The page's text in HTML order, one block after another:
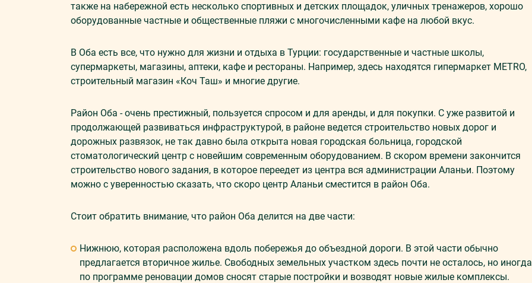
также на набережной есть несколько спортивных и детских площадок, уличных тренажеров, хорошо
оборудованные частные и общественные пляжи с многочисленными кафе на любой вкус.
В Оба есть все, что нужно для жизни и отдыха в Турции: государственные и частные школы,
супермаркеты, магазины, аптеки, кафе и рестораны. Например, здесь находятся гипермаркет METRO,
строительный магазин «Коч Таш» и многие другие.
Район Оба - очень престижный, пользуется спросом и для аренды, и для покупки. С уже развитой и
продолжающей развиваться инфраструктурой, в районе ведется строительство новых дорог и
дорожных развязок, не так давно была открыта новая городская больница, городской
стоматологический центр с новейшим современным оборудованием. В скором времени закончится
строительство нового задания, в которое переедет из центра вся администрации Аланьи. Поэтому
можно с уверенностью сказать, что скоро центр Аланьи сместится в район Оба.
Стоит обратить внимание, что район Оба делится на две части:
Нижнюю, которая расположена вдоль побережья до объездной дороги. В этой части обычно
предлагается вторичное жилье. Свободных земельных участком здесь почти не осталось, но иногда
по программе реновации домов сносят старые постройки и возводят новые жилые комплексы.